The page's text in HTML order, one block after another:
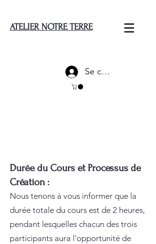
ATELIER NOTRE TERRE
Se connecter
Durée du Cours et Processus de
Création :
Nous tenons à vous informer que la
durée totale du cours est de 2 heures,
pendant lesquelles chacun des trois
participants aura l'opportunité de